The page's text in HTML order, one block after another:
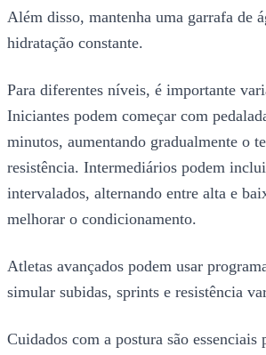
Além disso, mantenha uma garrafa de
hidratação constante.
Para diferentes níveis, é importante
Iniciantes podem começar com
minutos, aumentando gradualmente o
resistência. Intermediários podem
intervalados, alternando entre alta e
melhorar o condicionamento.
Atletas avançados podem usar
simular subidas, sprints e resistência
Cuidados com a postura são essenciais